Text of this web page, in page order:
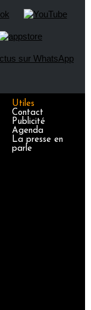
Utiles
Contact
Publicité
Agenda
La presse en
parle